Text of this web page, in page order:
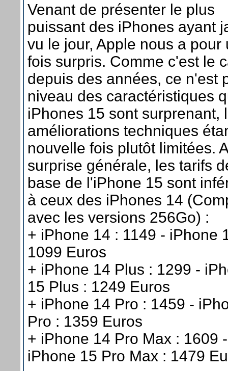
Venant de présenter le plus
puissant des iPhones ayant
vu le jour, Apple nous a pour
fois surpris. Comme c'est le
depuis des années, ce n'est
niveau des caractéristiques
iPhones 15 sont surprenant,
améliorations techniques
nouvelle fois plutôt limitées.
surprise générale, les tarifs
base de l'iPhone 15 sont
à ceux des iPhones 14
avec les versions 256Go) :
+ iPhone 14 : 1149 - iPhone
1099 Euros
+ iPhone 14 Plus : 1299 -
15 Plus : 1249 Euros
+ iPhone 14 Pro : 1459 -
Pro : 1359 Euros
+ iPhone 14 Pro Max : 1609 -
iPhone 15 Pro Max : 1479